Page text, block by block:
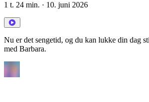
1 t. 24 min. · 10. juni 2026
Nu er det sengetid, og du kan lukke din dag
med Barbara.